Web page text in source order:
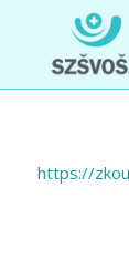
https://